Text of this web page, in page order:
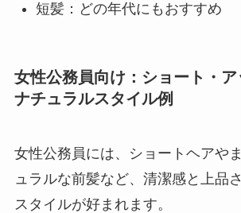
短髪：どの年代にもおすすめ
女性公務員向け：ショート・ア
ナチュラルスタイル例
女性公務員には、ショートヘアや
ュラルな前髪など、清潔感と上品
スタイルが好まれます。